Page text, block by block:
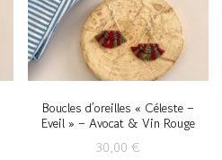
Boucles d’oreilles « Céleste –
Eveil » – Avocat & Vin Rouge
30,00€